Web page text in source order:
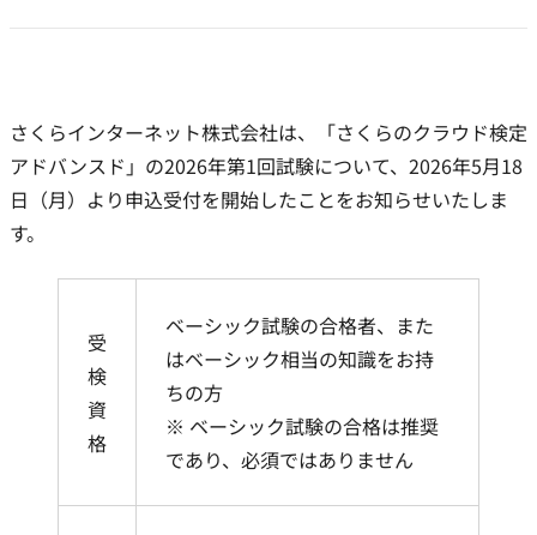
さくらインターネット株式会社は、「さくらのクラウド検定
アドバンスド」の2026年第1回試験について、2026年5月18
日（月）より申込受付を開始したことをお知らせいたしま
す。
受
検
資
格
ベーシック試験の合格者、また
はベーシック相当の知識をお持
ちの方
※ ベーシック試験の合格は推奨
であり、必須ではありません